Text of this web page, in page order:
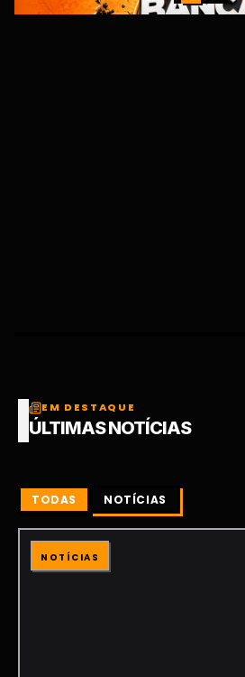
EM DESTAQUE
ÚLTIMAS NOTÍCIAS
TODAS NOTÍCIAS
NOTÍCIAS